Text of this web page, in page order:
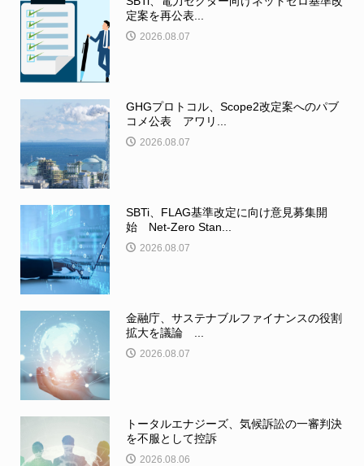
定案を再公表...
2026.08.07
GHGプロトコル、Scope2改定案へのパブ
コメ公表 アワリ...
2026.08.07
SBTi、FLAG基準改定に向け意見募集開
始 Net-Zero Stan...
2026.08.07
金融庁、サステナブルファイナンスの役割
拡大を議論 ...
2026.08.07
トータルエナジーズ、気候訴訟の一審判決
を不服として控訴
2026.08.06